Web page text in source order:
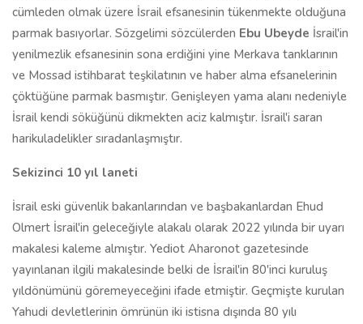
cümleden olmak üzere İsrail efsanesinin tükenmekte olduğuna
parmak basıyorlar. Sözgelimi sözcülerden Ebu Ubeyde İsrail'in
yenilmezlik efsanesinin sona erdiğini yine Merkava tanklarının
ve Mossad istihbarat teşkilatının ve haber alma efsanelerinin
çöktüğüne parmak basmıştır. Genişleyen yama alanı nedeniyle
İsrail kendi söküğünü dikmekten aciz kalmıştır. İsrail'i saran
harikuladelikler sıradanlaşmıştır.
Sekizinci 10 yıl laneti
İsrail eski güvenlik bakanlarından ve başbakanlardan Ehud
Olmert İsrail'in geleceğiyle alakalı olarak 2022 yılında bir uyarı
makalesi kaleme almıştır. Yediot Aharonot gazetesinde
yayınlanan ilgili makalesinde belki de İsrail'in 80'inci kuruluş
yıldönümünü göremeyeceğini ifade etmiştir. Geçmişte kurulan
Yahudi devletlerinin ömrünün iki istisna dışında 80 yılı